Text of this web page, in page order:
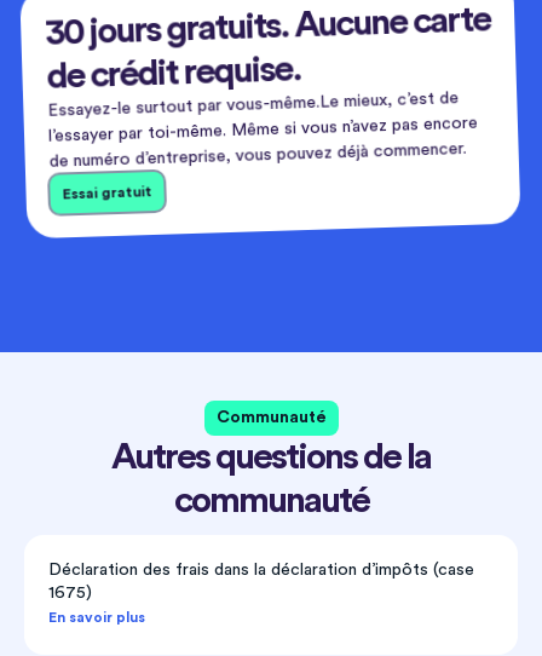
30 jours gratuits. Aucune carte
de crédit requise.
Essayez-le surtout par vous-même.Le mieux, c’est de
l’essayer par toi-même. Même si vous n’avez pas encore
de numéro d’entreprise, vous pouvez déjà commencer.
Essai gratuit
Communauté
Autres questions de la
communauté
Déclaration des frais dans la déclaration d’impôts (case
1675)
En savoir plus